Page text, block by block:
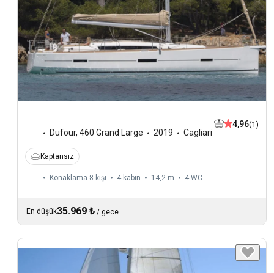
Dufour, 460 Grand Large 2019 Cagliari
4,96(1)
Kaptansız
Konaklama 8 kişi 4 kabin 14,2 m 4 WC
En düşük35.969 ₺ / gece